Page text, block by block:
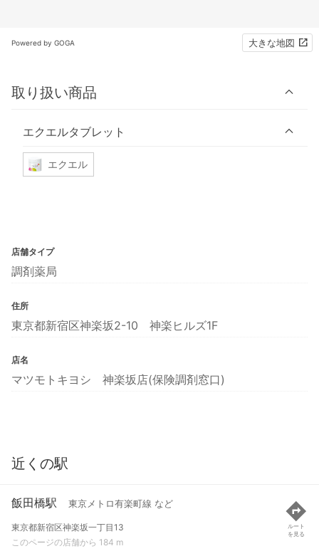
Powered by GOGA 大きな地図
取り扱い商品
エクエルタブレット
エクエル
店舗タイプ
調剤薬局
住所
東京都新宿区神楽坂2-10 神楽ヒルズ1F
店名
マツモトキヨシ 神楽坂店(保険調剤窓口)
近くの駅
飯田橋駅 東京メトロ有楽町線 など
東京都新宿区神楽坂一丁目13
このページの店舗から 184 m
ルート
を見る